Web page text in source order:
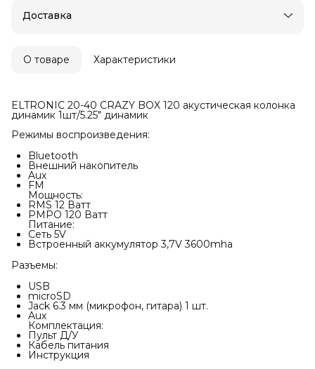
Удобный возврат
Доставка
О товаре Характеристики
ELTRONIC 20-40 CRAZY BOX 120 акустическая колонка
динамик 1шт/5.25" динамик
Режимы воспроизведения:
Bluetooth
Внешний накопитель
Aux
FM
Мощность:
RMS 12 Ватт
PMPO 120 Ватт
Питание:
Сеть 5V
Встроенный аккумулятор 3,7V 3600mha
Разъемы:
USB
microSD
Jack 6.3 мм (микрофон, гитара) 1 шт.
Auх
Комплектация:
Пульт Д/У
Кабель питания
Инструкция